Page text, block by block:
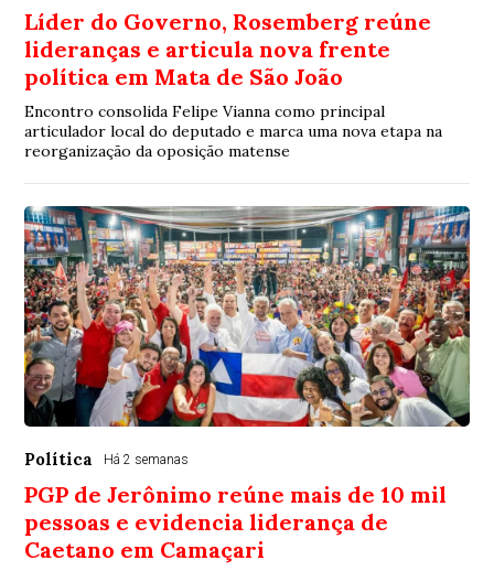
Líder do Governo, Rosemberg reúne
lideranças e articula nova frente
política em Mata de São João
Encontro consolida Felipe Vianna como principal
articulador local do deputado e marca uma nova etapa na
reorganização da oposição matense
Política Há 2 semanas
PGP de Jerônimo reúne mais de 10 mil
pessoas e evidencia liderança de
Caetano em Camaçari